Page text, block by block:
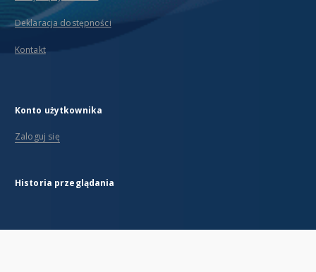
Deklaracja dostępności
Kontakt
Konto użytkownika
Zaloguj się
Historia przeglądania